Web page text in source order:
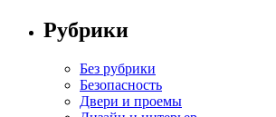
Рубрики
Без рубрики
Безопасность
Двери и проемы